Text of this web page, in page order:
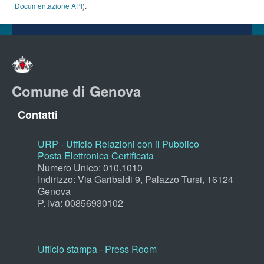
Documentazione API).
Comune di Genova
Contatti
URP - Ufficio Relazioni con il Pubblico
Posta Elettronica Certificata
Numero Unico: 010.1010
Indirizzo: Via Garibaldi 9, Palazzo Tursi, 16124
Genova
P. Iva: 00856930102
Ufficio stampa - Press Room